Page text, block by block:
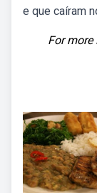
e que caíram
For